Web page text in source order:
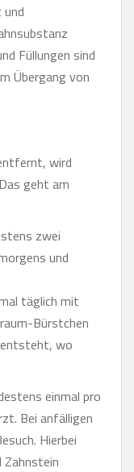
Füllungen sind
Übergang von
wird
geht am
zwei
und
täglich mit
Bürstchen
entsteht, wo
einmal pro
Bei anfälligen
Hierbei
Zahnstein